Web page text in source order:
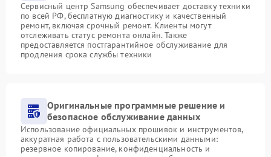
Сервисный центр Samsung обеспечивает доставку техники
по всей РФ, бесплатную диагностику и качественный
ремонт, включая срочный ремонт. Клиенты могут
отслеживать статус ремонта онлайн. Также
предоставляется постгарантийное обслуживание для
продления срока службы техники
Оригинальные программные решение и
безопасное обслуживание данных
Использование официальных прошивок и инструментов,
аккуратная работа с пользовательскими данными:
резервное копирование, конфиденциальность и